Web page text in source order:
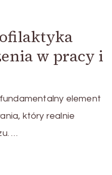
w pracy i
element
który realnie
…